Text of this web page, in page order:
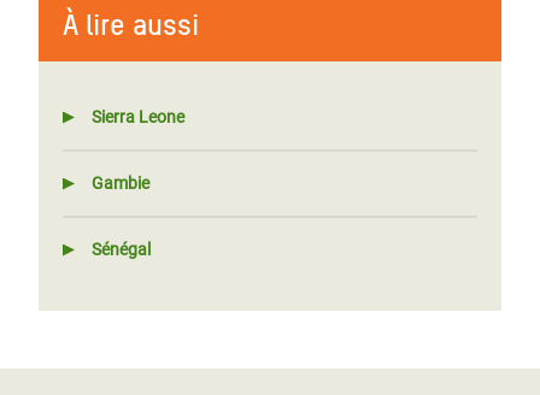
À lire aussi
Sierra Leone
Gambie
Sénégal